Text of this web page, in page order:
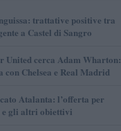
trattative positive tra
a Castel di Sangro
United cerca Adam Wharton:
con Chelsea e Real Madrid
Atalanta: l’offerta per
e gli altri obiettivi